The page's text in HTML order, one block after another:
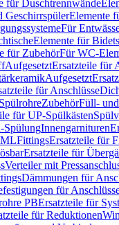
für Duschtrennwände
GeschirrspülerElemente
Für
Elemente für Bidets
für ZubehörFür WC-
AufgesetztErsatzteile für
Aufgesetzt
für Anschlüsse
SpülrohreZubehörFüll-
für UP-Spülkästen
SpülungInnengarnituren
MLFittingsErsatzteile für
Ersatzteile für
Verteiler mit
Dämmungen für
für
PBErsatzteile für
für Reduktionen